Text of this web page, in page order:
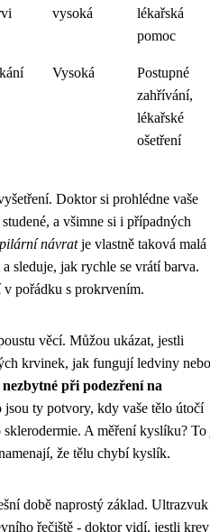
vysoká
lékařská
pomoc
Vysoká
Postupné
zahřívání,
lékařské
ošetření
Doktor si prohlédne vaše
a všimne si i případných
návratje vlastně taková malá
sleduje, jak rychle se vrátí barva.
pořádku s prokrvením.
věcí. Můžou ukázat, jestli
krvinek, jak fungují ledviny nebo
při podezření na
ty potvory, kdy vaše tělo útočí
sklerodermie. A měření kyslíku? To
že tělu chybí kyslík.
době naprostý základ. Ultrazvuk
řečiště - doktor vidí, jestli krev